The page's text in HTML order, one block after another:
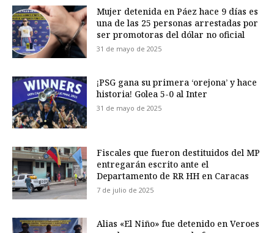
Mujer detenida en Páez hace 9 días es
una de las 25 personas arrestadas por
ser promotoras del dólar no oficial
31 de mayo de 2025
¡PSG gana su primera ‘orejona’ y hace
historia! Golea 5-0 al Inter
31 de mayo de 2025
Fiscales que fueron destituidos del MP
entregarán escrito ante el
Departamento de RR HH en Caracas
7 de julio de 2025
Alias «El Niño» fue detenido en Veroes